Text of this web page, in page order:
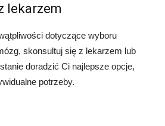
lekarzem
dotyczące wyboru
skonsultuj się z lekarzem lub
doradzić Ci najlepsze opcje,
potrzeby.